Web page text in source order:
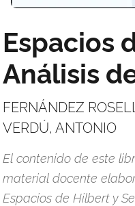
Espacios
Análisis
FERNÁNDEZ
VERDÚ, ANTONIO
El contenido de este
material docente
Espacios de Hilbert y